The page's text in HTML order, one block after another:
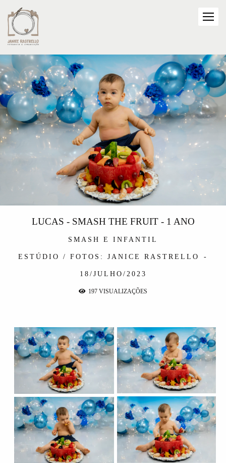
SMASH E INFANTIL
ESTÚDIO / FOTOS: JANICE RASTRELLO
18/JULHO/2023
LUCAS - SMASH THE FRUIT - 1 ANO
197 VISUALIZAÇÕES